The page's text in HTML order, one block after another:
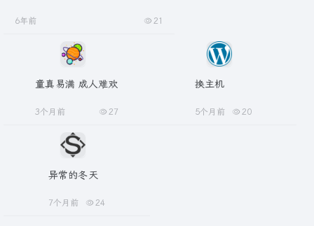
6年前 21
童真易满 成人难欢
3个月前 27
换主机
5个月前 20
异常的冬天
7个月前 24